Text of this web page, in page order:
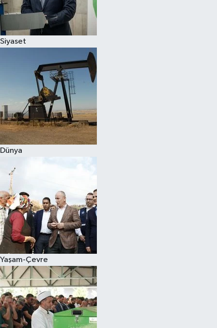
Siyaset
Dünya
Yaşam-Çevre
Spor
Çocuk
Eğitim
Hava Durumu
Kadın
Kültür Sanat
Sağlık
Siyaset
Teknoloji
Televizyon
Yaşam-Çevre